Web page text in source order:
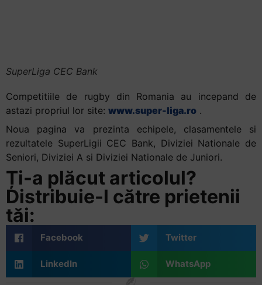
SuperLiga CEC Bank
Competitiile de rugby din Romania au incepand de
astazi propriul lor site: www.super-liga.ro .
Noua pagina va prezinta echipele, clasamentele si
rezultatele SuperLigii CEC Bank, Diviziei Nationale de
Seniori, Diviziei A si Diviziei Nationale de Juniori.
Ți-a plăcut articolul?
Distribuie-l către prietenii
tăi:
Facebook Twitter
LinkedIn WhatsApp